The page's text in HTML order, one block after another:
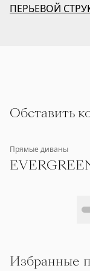
ПЕРЬЕВОЙ
Обставить
Прямые диваны
Избранные